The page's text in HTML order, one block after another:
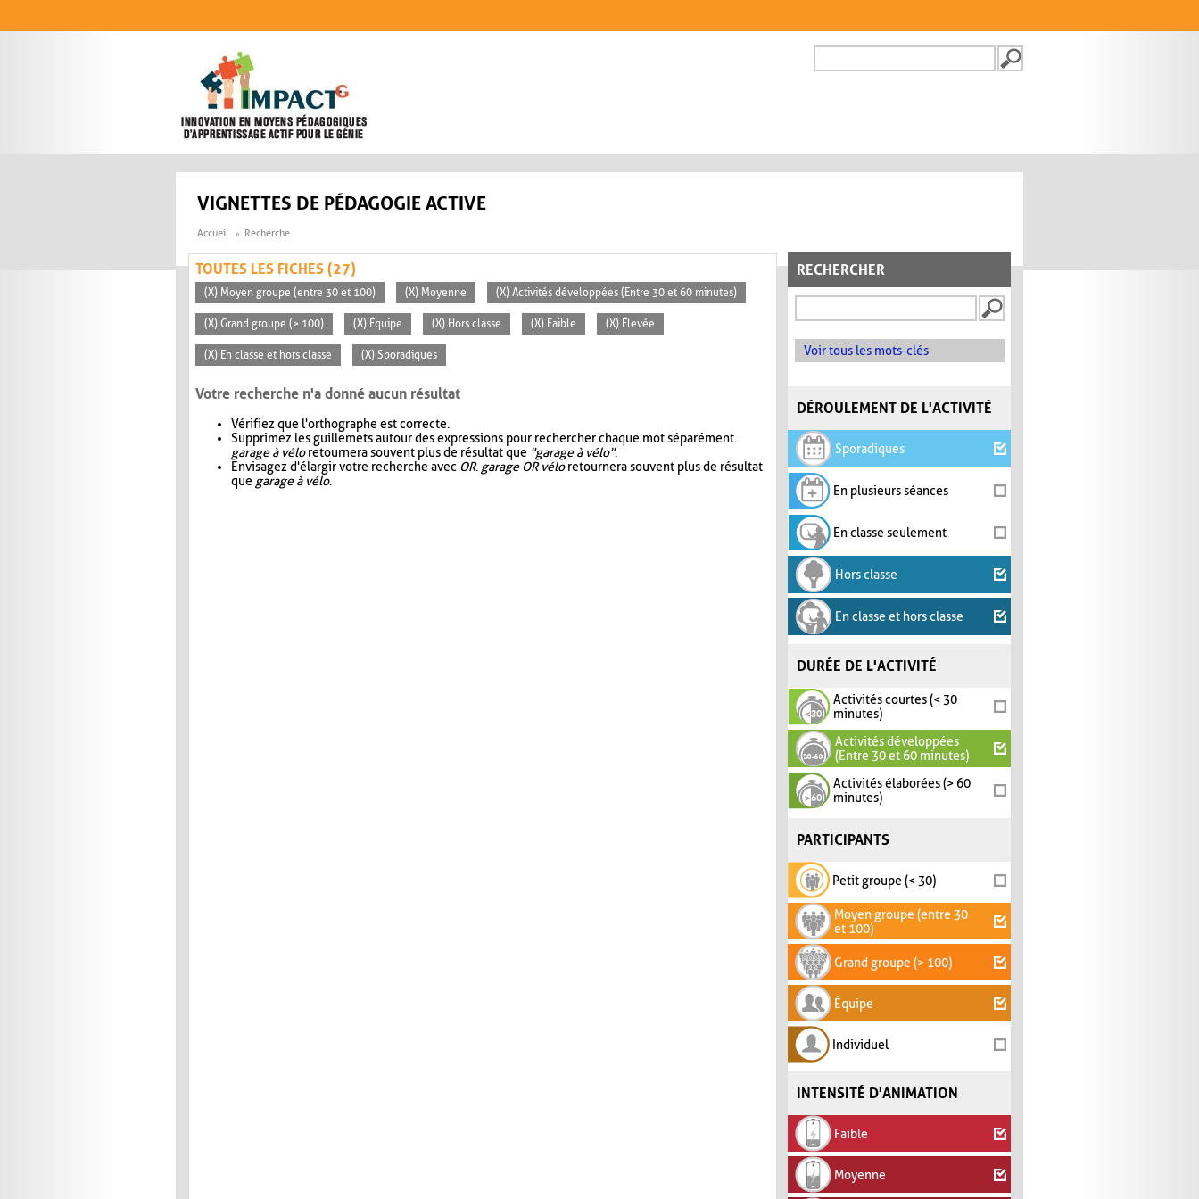
FORMULAIRE DE
VIGNETTES DE PÉDAGOGIE ACTIVE
Accueil Recherche
RECHERCHER
Voir tous les mots-clés
DÉROULEMENT DE L'ACTIVITÉ
Sporadiques
En plusieurs séances
En classe seulement
Hors classe
En classe et hors classe
DURÉE DE L'ACTIVITÉ
Activités courtes (< 30
minutes)
Activités développées
(Entre 30 et 60 minutes)
Activités élaborées (> 60
minutes)
PARTICIPANTS
Petit groupe (< 30)
Moyen groupe (entre 30
et 100)
Grand groupe (> 100)
Équipe
Individuel
INTENSITÉ D'ANIMATION
Faible
Moyenne
TOUTES LES FICHES (27)
(X) Moyen groupe (entre 30 et 100) (X) Moyenne (X) Activités développées (Entre 30 et 60 minutes)
(X) Grand groupe (> 100) (X) Équipe (X) Hors classe (X) Faible (X) Élevée
(X) En classe et hors classe (X) Sporadiques
Votre recherche n'a donné aucun résultat
Vérifiez que l'orthographe est correcte.
Supprimez les guillemets autour des expressions pour rechercher chaque mot séparément.
garage à véloretournera souvent plus de résultat que "garage à vélo".
Envisagez d'élargir votre recherche avec OR. garage OR véloretournera souvent plus de résultat
que garage à vélo.